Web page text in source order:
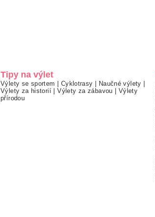
Tipy na výlet
Výlety se sportem | Cyklotrasy | Naučné výlety |
Výlety za historií |Výlety za zábavou | Výlety
přírodou